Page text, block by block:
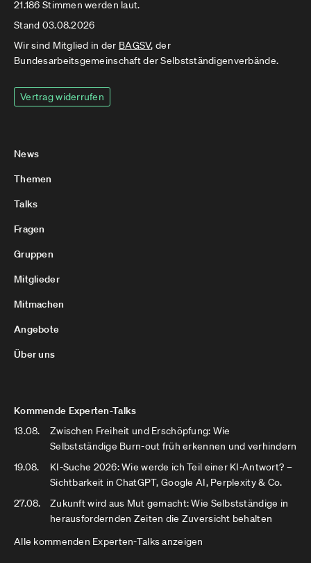
21.186 Stimmen werden laut.
Stand 03.08.2026
Wir sind Mitglied in der BAGSV, der
Bundesarbeitsgemeinschaft der Selbstständigenverbände.
Vertrag widerrufen
News
Themen
Talks
Fragen
Gruppen
Mitglieder
Mitmachen
Angebote
Über uns
Kommende Experten-Talks
13.08.
Zwischen Freiheit und Erschöpfung: Wie
Selbstständige Burn-out früh erkennen und verhindern
19.08.
KI-Suche 2026: Wie werde ich Teil einer KI-Antwort? –
Sichtbarkeit in ChatGPT, Google AI, Perplexity & Co.
27.08.
Zukunft wird aus Mut gemacht: Wie Selbstständige in
herausfordernden Zeiten die Zuversicht behalten
Alle kommenden Experten-Talks anzeigen